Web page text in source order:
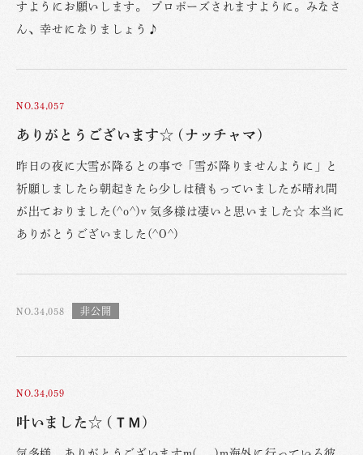
すようにお願いします。 プロポーズされますように。みなさ
ん、幸せになりましょう♪
NO.34,057
ありがとうございます☆ (ナッチャマ)
昨日の夜に大雪が降るとの事で「雪が降りませんように」と
祈願しましたら朝起きたら少しは積もっていましたが晴れ間
が出ておりました(^o^)v 気多様は凄いと思いました☆ 本当に
ありがとうございました(^O^)
NO.34,058
NO.34,059
叶いました☆ (ＴＭ)